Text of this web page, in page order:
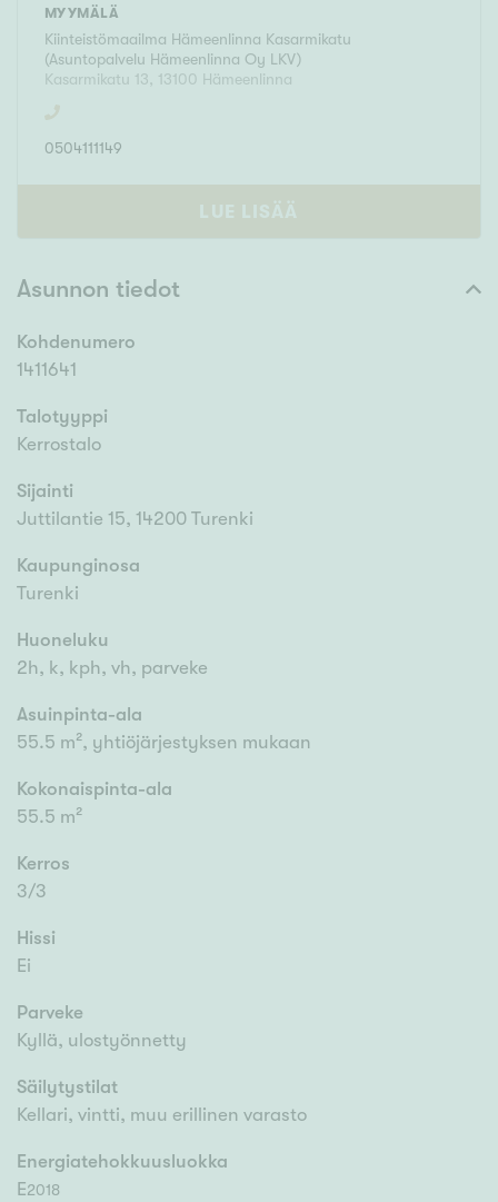
MYYMÄLÄ
Kiinteistömaailma Hämeenlinna Kasarmikatu
(Asuntopalvelu Hämeenlinna Oy LKV)
Kasarmikatu 13, 13100 Hämeenlinna
0504111149
LUE LISÄÄ
Asunnon tiedot
Kohdenumero
1411641
Talotyyppi
Kerrostalo
Sijainti
Juttilantie 15, 14200 Turenki
Kaupunginosa
Turenki
Huoneluku
2h, k, kph, vh, parveke
Asuinpinta-ala
55.5 m², yhtiöjärjestyksen mukaan
Kokonaispinta-ala
55.5 m²
Kerros
3/3
Hissi
Ei
Parveke
Kyllä, ulostyönnetty
Säilytystilat
Kellari, vintti, muu erillinen varasto
Energiatehokkuusluokka
E2018